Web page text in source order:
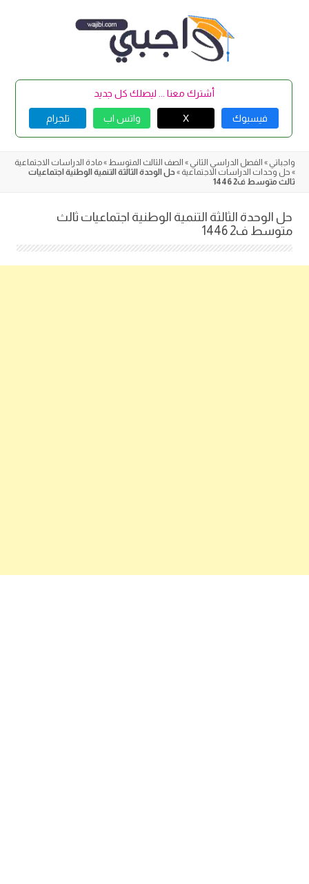
أشترك معنا ... ليصلك كل جديد
فيسبوك X واتس اب تلجرام
واجباتي » الفصل الدراسي الثاني » الصف الثالث المتوسط »مادة الدراسات الاجتماعية
» حل وحدات الدراسات الاجتماعية » حل الوحدة الثالثة التنمية الوطنية اجتماعيات
ثالث متوسط ف2 1446
حل الوحدة الثالثة التنمية الوطنية اجتماعيات ثالث
متوسط ف2 1446